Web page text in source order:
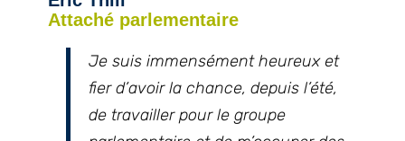
Attaché parlementaire
Je suis immensément heureux et
fier d’avoir la chance, depuis l’été,
de travailler pour le groupe